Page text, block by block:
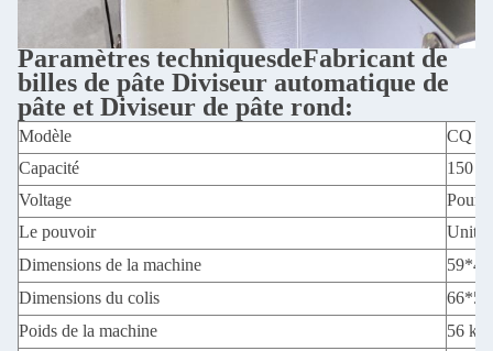
Paramètres techniquesdeFabricant de
billes de pâte Diviseur automatique de
pâte et Diviseur de pâte rond:
Modèle
CQ -
Capacité
150
Voltage
Pour
Le pouvoir
Unité
Dimensions de la machine
Dimensions du colis
Poids de la machine
56 kg